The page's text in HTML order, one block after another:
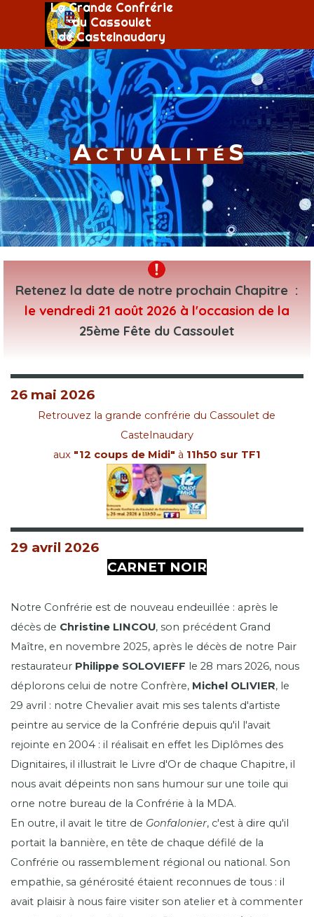
Aller au contenuSauter le menu
La Grande Confrérie
du Cassoulet
de Castelnaudary
AC T UAL I T ÉS
Retenez la date de notre prochain Chapitre :
le vendredi 21 août 2026 à l'occasion de la
25ème Fête du Cassoulet
26 mai 2026
Retrouvez la grande confrérie du Cassoulet de
Castelnaudary
aux "12 coups de Midi" à 11h50 sur TF1
29 avril 2026
CARNET NOIR
Notre Confrérie est de nouveau endeuillée : après le
décès de Christine LINCOU, son précédent Grand
Maître, en novembre 2025, après le décès de notre Pair
restaurateur Philippe SOLOVIEFF le 28 mars 2026, nous
déplorons celui de notre Confrère, Michel OLIVIER, le
29 avril : notre Chevalier avait mis ses talents d'artiste
peintre au service de la Confrérie depuis qu'il l'avait
rejointe en 2004 : il réalisait en effet les Diplômes des
Dignitaires, il illustrait le Livre d'Or de chaque Chapitre, il
nous avait dépeints non sans humour sur une toile qui
orne notre bureau de la Confrérie à la MDA.
En outre, il avait le titre de Gonfalonier, c'est à dire qu'il
portait la bannière, en tête de chaque défilé de la
Confrérie ou rassemblement régional ou national. Son
empathie, sa générosité étaient reconnues de tous : il
avait plaisir à nous faire visiter son atelier et à commenter